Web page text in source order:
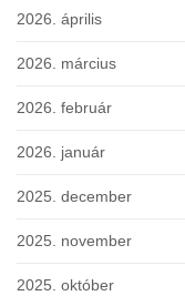
2026. április
2026. március
2026. február
2026. január
2025. december
2025. november
2025. október